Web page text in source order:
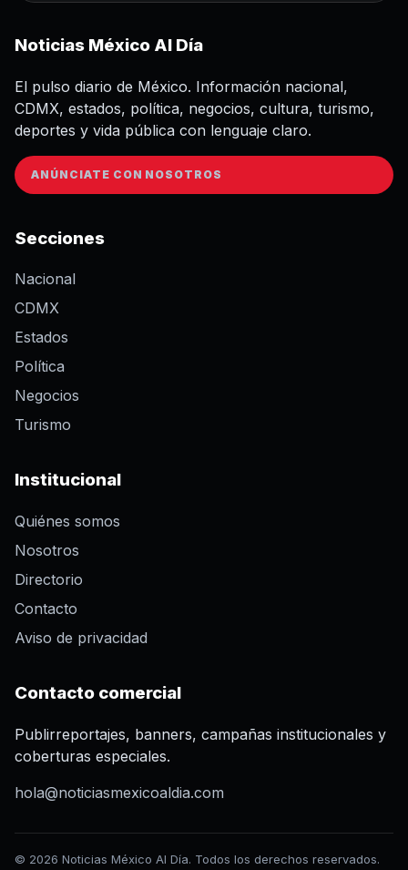
Noticias México Al Día
El pulso diario de México. Información nacional,
CDMX, estados, política, negocios, cultura, turismo,
deportes y vida pública con lenguaje claro.
ANÚNCIATE CON NOSOTROS
Secciones
Nacional
CDMX
Estados
Política
Negocios
Turismo
Institucional
Quiénes somos
Nosotros
Directorio
Contacto
Aviso de privacidad
Contacto comercial
Publirreportajes, banners, campañas institucionales y
coberturas especiales.
hola@noticiasmexicoaldia.com
© 2026 Noticias México Al Día. Todos los derechos reservados.